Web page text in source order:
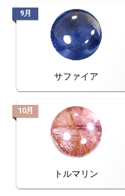
9月
サファイア
10月
トルマリン